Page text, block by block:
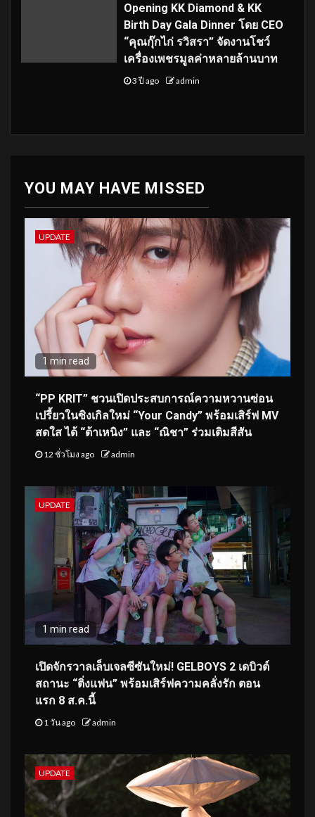
Opening KK Diamond & KK
Birth Day Gala Dinner โดย CEO
“คุณกุ๊กไก่ รวิสรา” จัดงานโชว์
เครื่องเพชรมูลค่าหลายล้านบาท
3 ปี ago admin
YOU MAY HAVE MISSED
UPDATE
1 min read
“PP KRIT” ชวนเปิดประสบการณ์ความหวานซ่อน
เปรี้ยวในซิงเกิลใหม่ “Your Candy” พร้อมเสิร์ฟ MV
สดใส ได้ “ต้าเหนิง” และ “ณิชา” ร่วมเติมสีสัน
12 ชั่วโมง ago admin
UPDATE
1 min read
เปิดจักรวาลเล็บเจลซีซันใหม่! GELBOYS 2 เดบิวต์
สถานะ “ติ่งแฟน” พร้อมเสิร์ฟความคลั่งรัก ตอน
แรก 8 ส.ค.นี้
1 วัน ago admin
UPDATE